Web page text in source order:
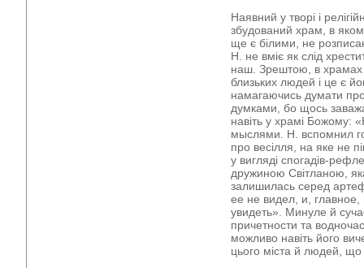
Наявний у творі і
збудований храм, в
ще є білими, не
Н. не вміє як слід
наш. Зрештою, в храмах
близьких людей і це є
намагаючись думати
думками, бо щось
навіть у храмі Божому:
мыслями. Н. вспомнил
про весілля, на яке не
у вигляді спогадів-
дружиною Світланою,
залишилась серед
ее не видел, и,
увидеть». Минуле й
причетности та
можливо навіть його
цього міста й людей,